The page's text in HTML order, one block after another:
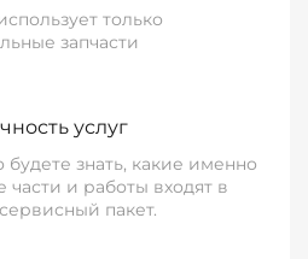
только
запчасти
услуг
будете знать, какие именно
части и работы входят в
пакет.